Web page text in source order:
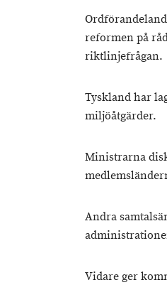
reformen på
riktlinjefrågan.
Tyskland har
miljöåtgärder.
Ministrarna
Andra
Vidare ger